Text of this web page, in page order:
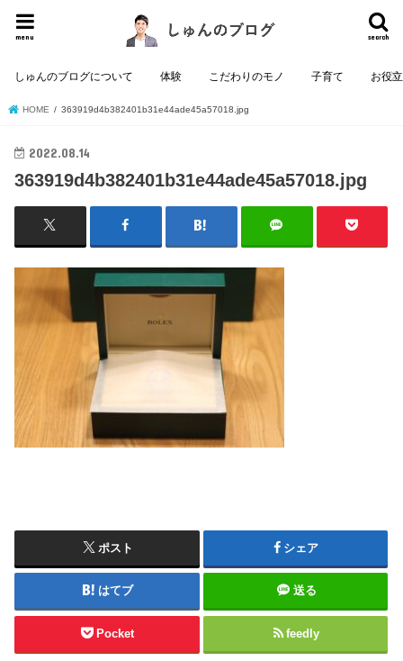
search
menu
しゅんのブログについて 体験 こだわりのモノ 子育て お役
HOME 363919d4b382401b31e44ade45a57018.jpg
2022.08.14
363919d4b382401b31e44ade45a57018.jpg
ポスト シェア
はてブ 送る
Pocket feedly